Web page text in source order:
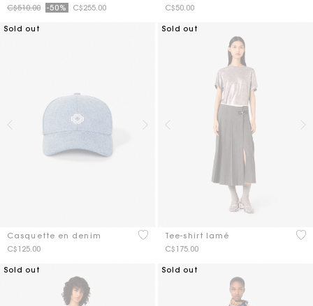
Price reduced from
C$510.00to-50% C$255.00
C$50.00
Sold out
Casquette en denim
C$125.00
5 out of 5 Customer Rating
Sold out
Tee-shirt lamé
C$175.00
5
Sold out Sold out